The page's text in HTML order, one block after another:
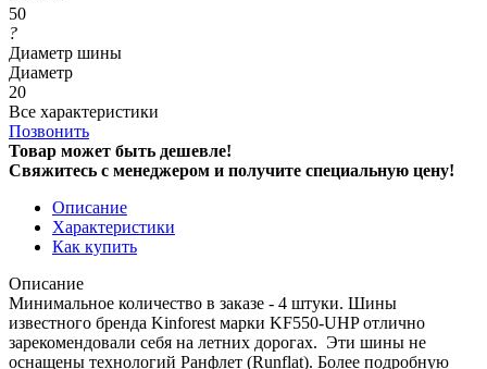
50
?
Диаметр шины
Диаметр
20
Все характеристики
Позвонить
Товар может быть дешевле!
Свяжитесь с менеджером и получите специальную цену!
Описание
Характеристики
Как купить
Описание
Минимальное количество в заказе - 4 штуки. Шины
известного бренда Kinforest марки KF550-UHP отлично
зарекомендовали себя на летних дорогах. Эти шины не
оснащены технологий Ранфлет (Runflat). Более подробную